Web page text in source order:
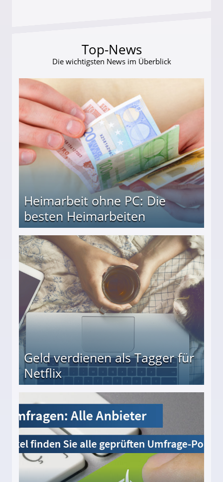
Top-News
Die wichtigsten News im Überblick
Heimarbeit ohne PC: Die
besten Heimarbeiten
Geld verdienen als Tagger für
Netflix